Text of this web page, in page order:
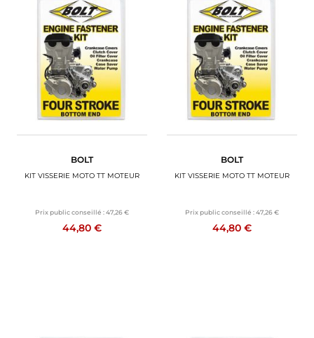
BOLT
KIT VISSERIE MOTO TT MOTEUR
Prix public conseillé :47,26 €
44,80 €
BOLT
KIT VISSERIE MOTO TT MOTEUR
Prix public conseillé :47,26 €
44,80 €